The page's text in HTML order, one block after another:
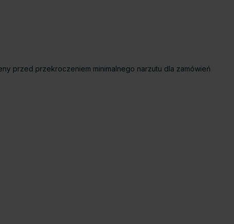
przed przekroczeniem minimalnego narzutu dla zamówień